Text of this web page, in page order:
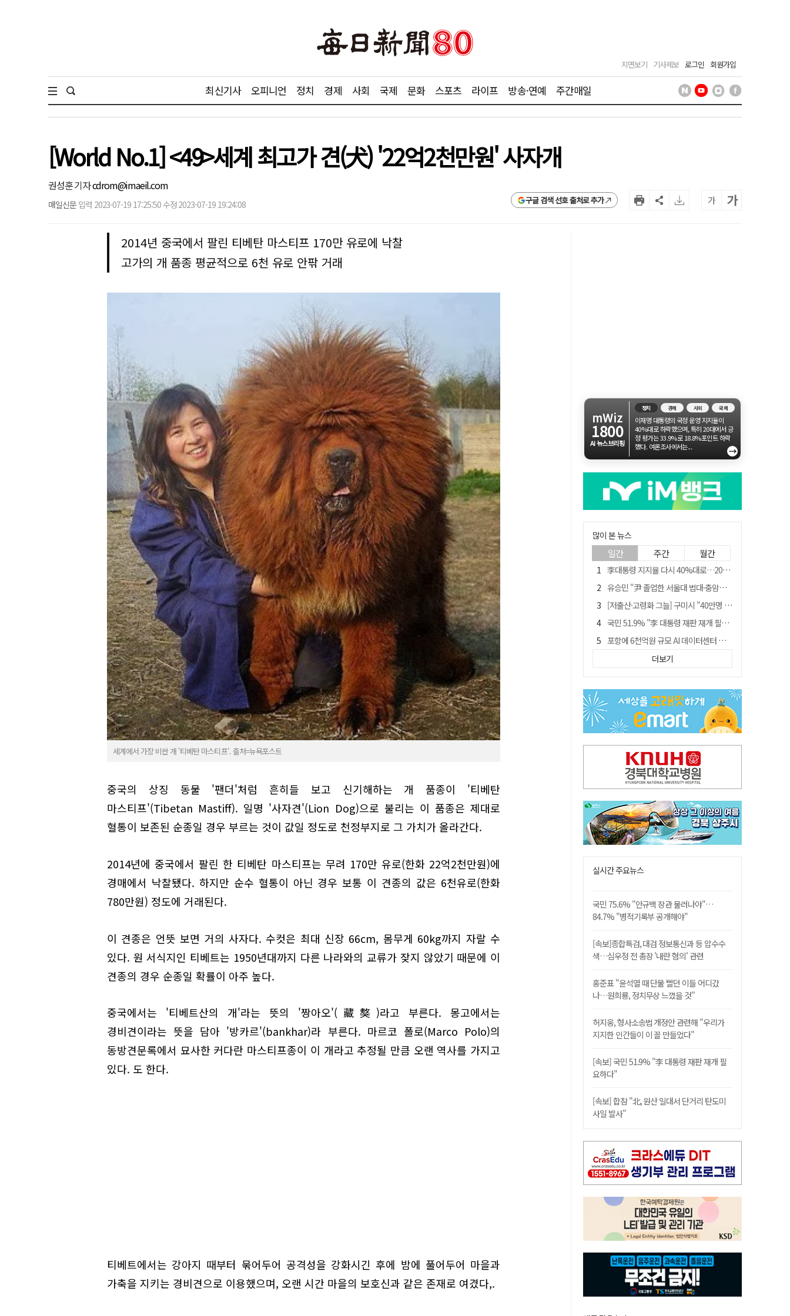
지면보기 기사제보 로그인 회원가입
최신기사 오피니언 정치 경제 사회 국제 문화 스포츠 라이프 방송·연예 주간매일
[World No.1] <49>세계 최고가 견(犬) '22억2천만원' 사자개
권성훈 기자cdrom@imaeil.com
매일신문 입력 2023-07-19 17:25:50 수정 2023-07-19 19:24:08 구글 검색 선호 출처로 추가 가 가
2014년 중국에서 팔린 티베탄 마스티프 170만 유로에 낙찰
고가의 개 품종 평균적으로 6천 유로 안팎 거래
세계에서 가장 비싼 개 '티베탄 마스티프'. 출처=뉴욕포스트
중국의 상징 동물 '팬더'처럼 흔히들 보고 신기해하는 개 품종이 '티베탄
마스티프'(Tibetan Mastiff). 일명 '사자견'(Lion Dog)으로 불리는 이 품종은 제대로
혈통이 보존된 순종일 경우 부르는 것이 값일 정도로 천정부지로 그 가치가 올라간다.
2014년에 중국에서 팔린 한 티베탄 마스티프는 무려 170만 유로(한화 22억2천만원)에
경매에서 낙찰됐다. 하지만 순수 혈통이 아닌 경우 보통 이 견종의 값은 6천유로(한화
780만원) 정도에 거래된다.
이 견종은 언뜻 보면 거의 사자다. 수컷은 최대 신장 66cm, 몸무게 60kg까지 자랄 수
있다. 원 서식지인 티베트는 1950년대까지 다른 나라와의 교류가 잦지 않았기 때문에 이
견종의 경우 순종일 확률이 아주 높다.
중국에서는 '티베트산의 개'라는 뜻의 '짱아오'(藏獒)라고 부른다. 몽고에서는
경비견이라는 뜻을 담아 '방카르'(bankhar)라 부른다. 마르코 폴로(Marco Polo)의
동방견문록에서 묘사한 커다란 마스티프종이 이 개라고 추정될 만큼 오랜 역사를 가지고
있다. 도 한다.
티베트에서는 강아지 때부터 묶어두어 공격성을 강화시긴 후에 밤에 풀어두어 마을과
가축을 지키는 경비견으로 이용했으며, 오랜 시간 마을의 보호신과 같은 존재로 여겼다,.
mWiz
1800
AI 뉴스브리핑
정치 경제 사회 국제
이재명 대통령의 국정 운영 지지율이
40%대로 하락했으며, 특히 20대에서 긍
정 평가는 33.9%로 18.8%포인트 하락
했다. 여론조사에서는...
→
많이 본 뉴스
일간 주간 월간
李대통령 지지율 다시 40%대로…20대는 18.8%p 급락
유승민 "尹 졸업한 서울대 법대·충암고도 없애야"…李 육사 통합 직격
[저출산·고령화 그늘] 구미시 "40만명 사수" 고령군 "3만명대 회복"
국민 51.9% "李 대통령 재판 재개 필요하다"
포항에 6천억원 규모 AI 데이터센터 들어선다
李대통령 "육사 출신이 또 쿠데타 할 수도"…육사 총동창회 "정치적 보복"
경북 영천시, 9월부터 11월까지 반값 여행 혜택 제공
"김용민, 흑백논리로 세상 보는 듯" 검찰 내부서 지탄
월 매출 9천만원에도 문 닫는 영양 젖소농장… "일할 사람이 없어"
더보기
실시간 주요뉴스
국민 75.6% "안규백 장관 물러나야"…
84.7% "병적기록부 공개해야"
[속보]종합특검, 대검 정보통신과 등 압수수
색…심우정 전 총장 '내란 혐의' 관련
홍준표 "윤석열 때 단물 빨던 이들 어디갔
나…원희룡, 정치무상 느꼈을 것"
허지웅, 형사소송법 개정안 관련해 "우리가
지지한 인간들이 이 꼴 만들었다"
[속보] 국민 51.9% "李 대통령 재판 재개 필
요하다"
[속보] 합참 "北, 원산 일대서 단거리 탄도미
사일 발사"